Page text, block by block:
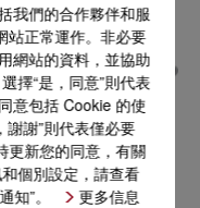
我們的合作夥伴和服
站正常運作。非必要
網站的資料，並協助
擇“是，同意”則代表
意包括 Cookie 的使
謝謝”則代表僅必要
更新您的同意，有關
個別設定，請查看
知”。
更多信息